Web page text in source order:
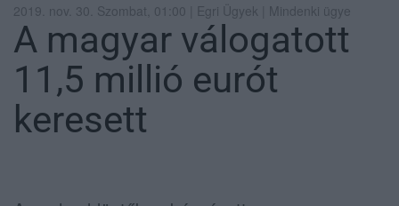
2019. nov. 30. Szombat, 01:00 | Egri Ügyek | Mindenki ügye
A magyar válogatott
11,5 millió eurót
keresett